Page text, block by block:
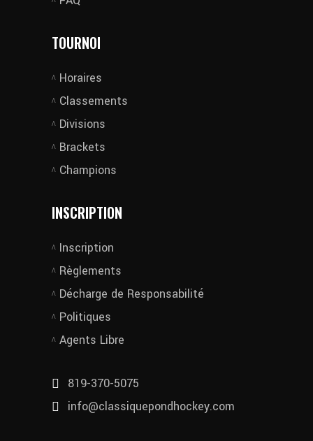
TOURNOI
Horaires
Classements
Divisions
Brackets
Champions
INSCRIPTION
Inscription
Règlements
Décharge de Responsabilité
Politiques
Agents Libre
819-370-5075
info@classiquepondhockey.com